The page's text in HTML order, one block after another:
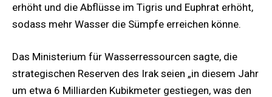
erhöht und die Abflüsse im Tigris und Euphrat erhöht,
sodass mehr Wasser die Sümpfe erreichen könne.
Das Ministerium für Wasserressourcen sagte, die
strategischen Reserven des Irak seien „in diesem Jahr
um etwa 6 Milliarden Kubikmeter gestiegen, was den